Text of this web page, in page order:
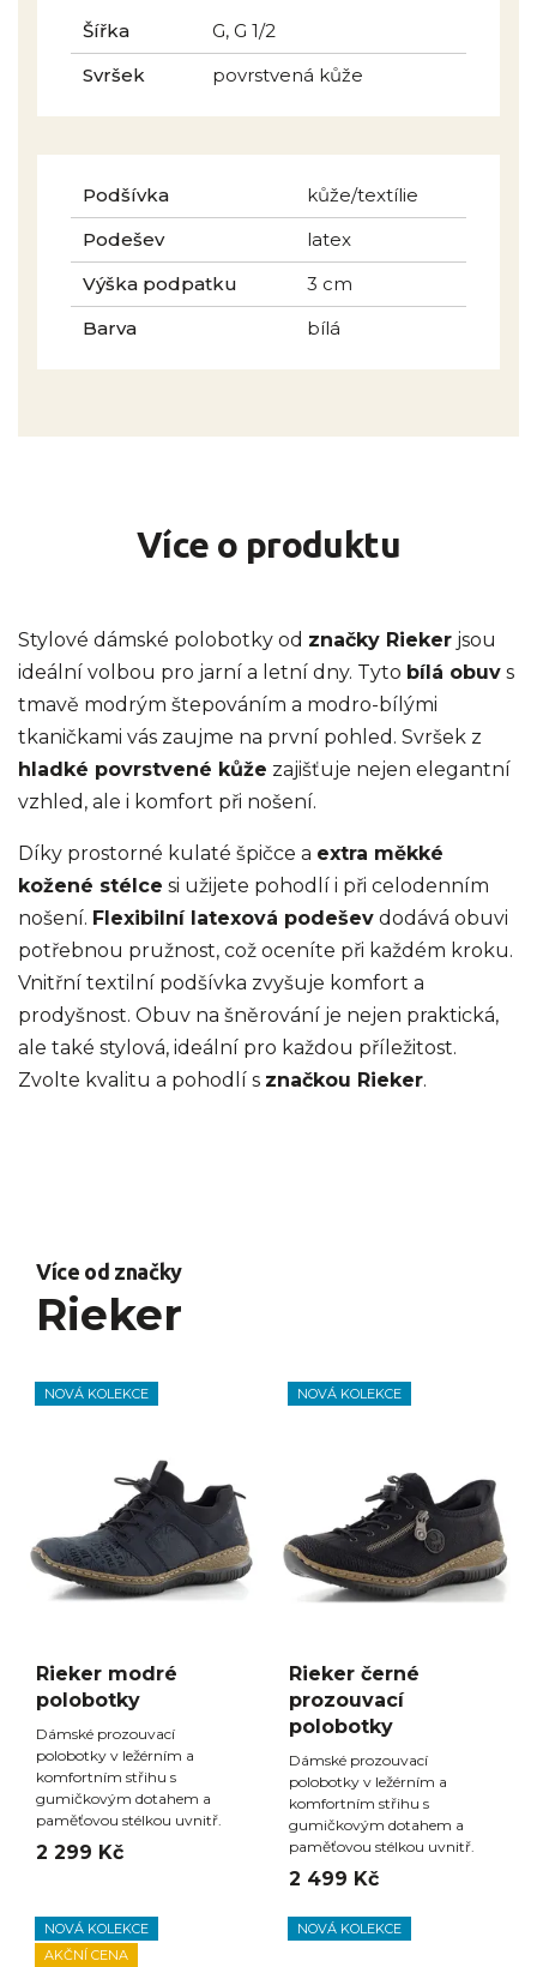
Šířka
G, G 1/2
Svršek
povrstvená kůže
Podšívka
kůže/textílie
Podešev
latex
Výška podpatku
3 cm
Barva
bílá
Více o produktu
Stylové dámské polobotky od značky Rieker jsou
ideální volbou pro jarní a letní dny. Tyto bílá obuv s
tmavě modrým štepováním a modro-bílými
tkaničkami vás zaujme na první pohled. Svršek z
hladké povrstvené kůže zajišťuje nejen elegantní
vzhled, ale i komfort při nošení.
Díky prostorné kulaté špičce a extra měkké
kožené stélce si užijete pohodlí i při celodenním
nošení. Flexibilní latexová podešev dodává obuvi
potřebnou pružnost, což oceníte při každém kroku.
Vnitřní textilní podšívka zvyšuje komfort a
prodyšnost. Obuv na šněrování je nejen praktická,
ale také stylová, ideální pro každou příležitost.
Zvolte kvalitu a pohodlí s značkou Rieker.
Více od značky
Rieker
NOVÁ KOLEKCE
Rieker modré
polobotky
Dámské prozouvací
polobotky v ležérním a
komfortním střihu s
gumičkovým dotahem a
paměťovou stélkou uvnitř.
2 299 Kč
NOVÁ KOLEKCE
Rieker černé
prozouvací
polobotky
Dámské prozouvací
polobotky v ležérním a
komfortním střihu s
gumičkovým dotahem a
paměťovou stélkou uvnitř.
2 499 Kč
NOVÁ KOLEKCE
AKČNÍ CENA
NOVÁ KOLEKCE